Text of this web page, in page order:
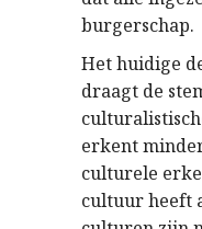
burgerschap.
Het huidige
draagt de
erkent
culturele
cultuur heeft